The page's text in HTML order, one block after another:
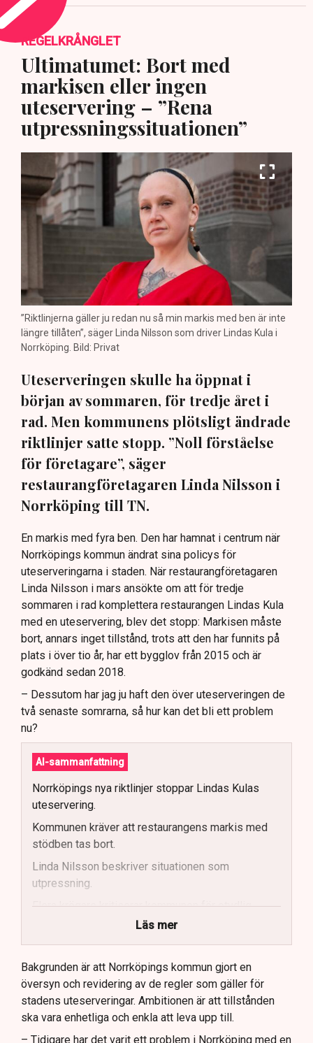
REGELKRÅNGLET
Ultimatumet: Bort med
markisen eller ingen
uteservering – ”Rena
utpressningssituationen”
”Riktlinjerna gäller ju redan nu så min markis med ben är inte
längre tillåten”, säger Linda Nilsson som driver Lindas Kula i
Norrköping. Bild: Privat
Uteserveringen skulle ha öppnat i
början av sommaren, för tredje året i
rad. Men kommunens plötsligt ändrade
riktlinjer satte stopp. ”Noll förståelse
för företagare”, säger
restaurangföretagaren Linda Nilsson i
Norrköping till TN.
En markis med fyra ben. Den har hamnat i centrum när
Norrköpings kommun ändrat sina policys för
uteserveringarna i staden. När restaurangföretagaren
Linda Nilsson i mars ansökte om att för tredje
sommaren i rad komplettera restaurangen Lindas Kula
med en uteservering, blev det stopp: Markisen måste
bort, annars inget tillstånd, trots att den har funnits på
plats i över tio år, har ett bygglov från 2015 och är
godkänd sedan 2018.
– Dessutom har jag ju haft den över uteserveringen de
två senaste somrarna, så hur kan det bli ett problem
nu?
AI-sammanfattning
Norrköpings nya riktlinjer stoppar Lindas Kulas
uteservering.
Kommunen kräver att restaurangens markis med
stödben tas bort.
Linda Nilsson beskriver situationen som
utpressning.
Flera krögare kritiserar kommunen för otydlig
Kommunen vill skapa enhetliga regler för
uteserveringar.
Lindas Kula ställer in uteserveringen för
sommaren.
Läs mer
Bakgrunden är att Norrköpings kommun gjort en
översyn och revidering av de regler som gäller för
stadens uteserveringar. Ambitionen är att tillstånden
ska vara enhetliga och enkla att leva upp till.
– Tidigare har det varit ett problem i Norrköping med en